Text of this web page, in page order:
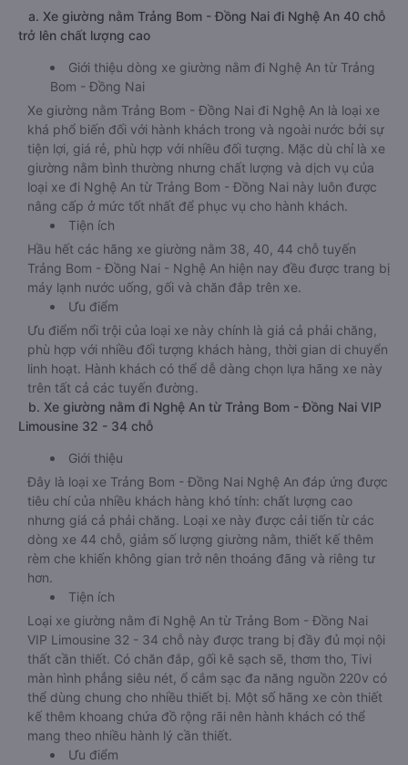
a. Xe giường nằm Trảng Bom - Đồng Nai đi Nghệ An 40 chỗ
trở lên chất lượng cao
Giới thiệu dòng xe giường nằm đi Nghệ An từ Trảng
Bom - Đồng Nai
Xe giường nằm Trảng Bom - Đồng Nai đi Nghệ An là loại xe
khá phổ biến đối với hành khách trong và ngoài nước bởi sự
tiện lợi, giá rẻ, phù hợp với nhiều đối tượng. Mặc dù chỉ là xe
giường nằm bình thường nhưng chất lượng và dịch vụ của
loại xe đi Nghệ An từ Trảng Bom - Đồng Nai này luôn được
nâng cấp ở mức tốt nhất để phục vụ cho hành khách.
Tiện ích
Hầu hết các hãng xe giường nằm 38, 40, 44 chỗ tuyến
Trảng Bom - Đồng Nai - Nghệ An hiện nay đều được trang bị
máy lạnh nước uống, gối và chăn đắp trên xe.
Ưu điểm
Ưu điểm nổi trội của loại xe này chính là giá cả phải chăng,
phù hợp với nhiều đối tượng khách hàng, thời gian di chuyển
linh hoạt. Hành khách có thể dễ dàng chọn lựa hãng xe này
trên tất cả các tuyến đường.
b. Xe giường nằm đi Nghệ An từ Trảng Bom - Đồng Nai VIP
Limousine 32 - 34 chỗ
Giới thiệu
Đây là loại xe Trảng Bom - Đồng Nai Nghệ An đáp ứng được
tiêu chí của nhiều khách hàng khó tính: chất lượng cao
nhưng giá cả phải chăng. Loại xe này được cải tiến từ các
dòng xe 44 chỗ, giảm số lượng giường nằm, thiết kế thêm
rèm che khiến không gian trở nên thoáng đãng và riêng tư
hơn.
Tiện ích
Loại xe giường nằm đi Nghệ An từ Trảng Bom - Đồng Nai
VIP Limousine 32 - 34 chỗ này được trang bị đầy đủ mọi nội
thất cần thiết. Có chăn đắp, gối kê sạch sẽ, thơm tho, Tivi
màn hình phẳng siêu nét, ổ cắm sạc đa năng nguồn 220v có
thể dùng chung cho nhiều thiết bị. Một số hãng xe còn thiết
kế thêm khoang chứa đồ rộng rãi nên hành khách có thể
mang theo nhiều hành lý cần thiết.
Ưu điểm